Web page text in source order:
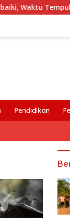
Tempuh
Pendidikan